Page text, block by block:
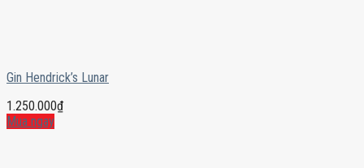
Gin Hendrick’s Lunar
1.250.000₫
Mua ngay